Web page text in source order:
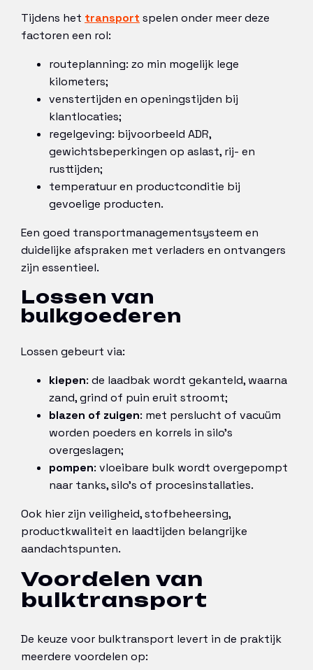
Tijdens het transport spelen onder meer deze
factoren een rol:
routeplanning: zo min mogelijk lege
kilometers;
venstertijden en openingstijden bij
klantlocaties;
regelgeving: bijvoorbeeld ADR,
gewichtsbeperkingen op aslast, rij- en
rusttijden;
temperatuur en productconditie bij
gevoelige producten.
Een goed transportmanagementsysteem en
duidelijke afspraken met verladers en ontvangers
zijn essentieel.
Lossen van
bulkgoederen
Lossen gebeurt via:
kiepen: de laadbak wordt gekanteld, waarna
zand, grind of puin eruit stroomt;
blazen of zuigen: met perslucht of vacuüm
worden poeders en korrels in silo’s
overgeslagen;
pompen: vloeibare bulk wordt overgepompt
naar tanks, silo’s of procesinstallaties.
Ook hier zijn veiligheid, stofbeheersing,
productkwaliteit en laadtijden belangrijke
aandachtspunten.
Voordelen van
bulktransport
De keuze voor bulktransport levert in de praktijk
meerdere voordelen op: